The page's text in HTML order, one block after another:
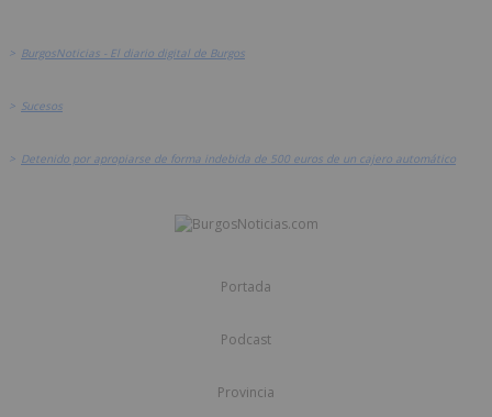
> BurgosNoticias - El diario digital de Burgos
> Sucesos
> Detenido por apropiarse de forma indebida de 500 euros de un cajero automático
Portada
Podcast
Provincia